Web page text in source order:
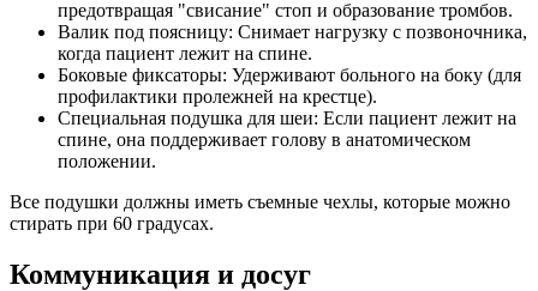
предотвращая "свисание" стоп и образование тромбов.
Валик под поясницу: Снимает нагрузку с позвоночника,
когда пациент лежит на спине.
Боковые фиксаторы: Удерживают больного на боку (для
профилактики пролежней на крестце).
Специальная подушка для шеи: Если пациент лежит на
спине, она поддерживает голову в анатомическом
положении.
Все подушки должны иметь съемные чехлы, которые можно
стирать при 60 градусах.
Коммуникация и досуг